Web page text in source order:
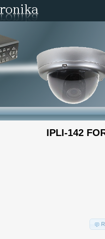
IPLI-142